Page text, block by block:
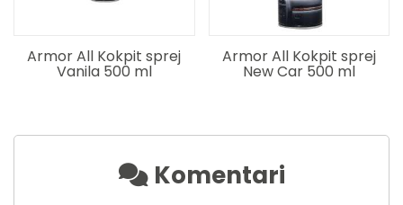
All Kokpit sprej
500 ml
Armor All Kokpit sprej
New Car 500 ml negu
Komentari